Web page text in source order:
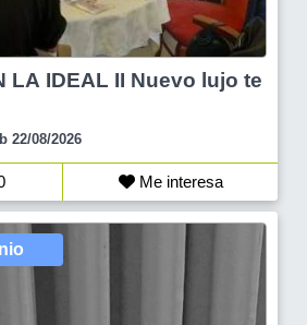
lujo te
22/08/2026
Me interesa